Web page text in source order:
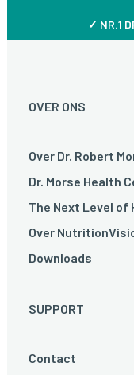
✓ NR.1
OVER ONS
Over Dr. Robert
Dr. Morse Health
The Next Level of
Over
Downloads
SUPPORT
Contact